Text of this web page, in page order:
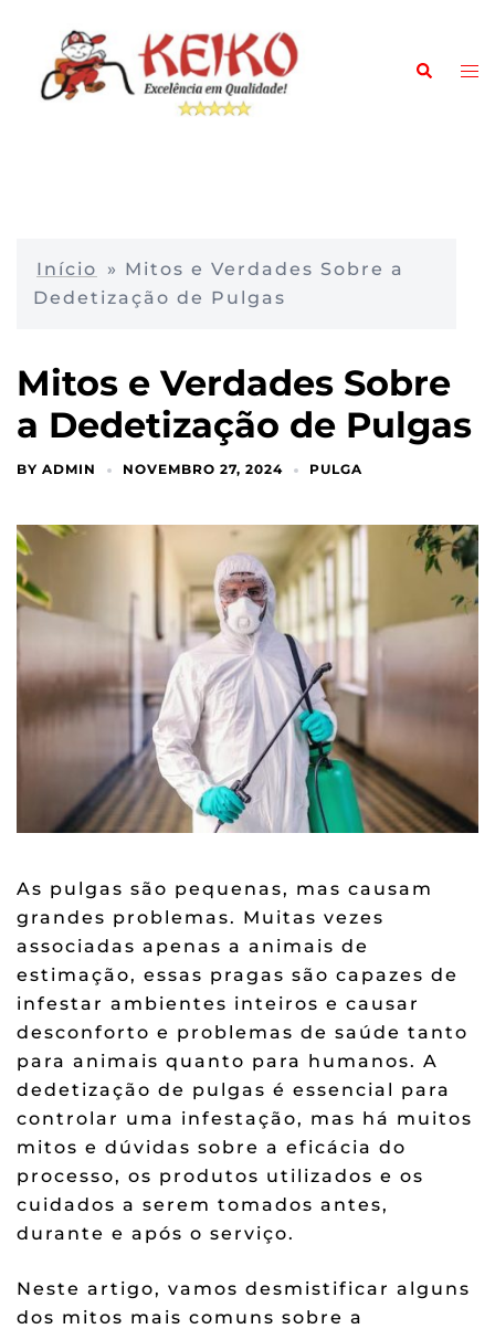
conteúdo
Search
Início » Mitos e Verdades Sobre a
Dedetização de Pulgas
Mitos e Verdades Sobre
a Dedetização de Pulgas
BY ADMIN NOVEMBRO 27, 2024 PULGA
As pulgas são pequenas, mas causam
grandes problemas. Muitas vezes
associadas apenas a animais de
estimação, essas pragas são capazes de
infestar ambientes inteiros e causar
desconforto e problemas de saúde tanto
para animais quanto para humanos. A
dedetização de pulgas é essencial para
controlar uma infestação, mas há muitos
mitos e dúvidas sobre a eficácia do
processo, os produtos utilizados e os
cuidados a serem tomados antes,
durante e após o serviço.
Neste artigo, vamos desmistificar alguns
dos mitos mais comuns sobre a